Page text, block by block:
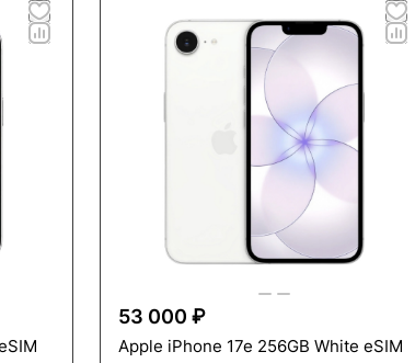
53 000 ₽
Apple iPhone 17e 256GB White eSIM